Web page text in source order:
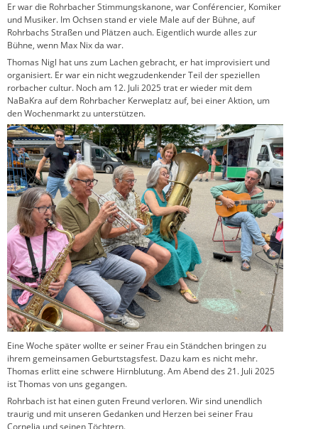
Er war die Rohrbacher Stimmungskanone, war Conférencier, Komiker
und Musiker. Im Ochsen stand er viele Male auf der Bühne, auf
Rohrbachs Straßen und Plätzen auch. Eigentlich wurde alles zur
Bühne, wenn Max Nix da war.
Thomas Nigl hat uns zum Lachen gebracht, er hat improvisiert und
organisiert. Er war ein nicht wegzudenkender Teil der speziellen
rorbacher cultur. Noch am 12. Juli 2025 trat er wieder mit dem
NaBaKra auf dem Rohrbacher Kerweplatz auf, bei einer Aktion, um
den Wochenmarkt zu unterstützen.
Eine Woche später wollte er seiner Frau ein Ständchen bringen zu
ihrem gemeinsamen Geburtstagsfest. Dazu kam es nicht mehr.
Thomas erlitt eine schwere Hirnblutung. Am Abend des 21. Juli 2025
ist Thomas von uns gegangen.
Rohrbach ist hat einen guten Freund verloren. Wir sind unendlich
traurig und mit unseren Gedanken und Herzen bei seiner Frau